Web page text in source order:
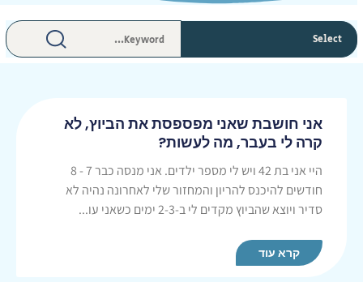
אני חושבת שאני מפספסת את הביוץ, לא
קרה לי בעבר, מה לעשות?
היי אני בת 42 ויש לי מספר ילדים. אני מנסה כבר 7 - 8
חודשים להיכנס להריון והמחזור שלי לאחרונה נהיה לא
סדיר ויוצא שהביוץ מקדים לי ב-2-3 ימים כשאני עו...
קרא עוד